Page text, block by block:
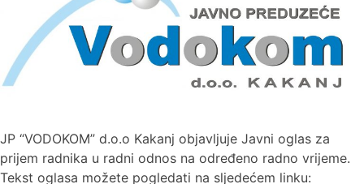
JP “VODOKOM” d.o.o Kakanj objavljuje Javni oglas za
prijem radnika u radni odnos na određeno radno vrijeme.
Tekst oglasa možete pogledati na sljedećem linku: